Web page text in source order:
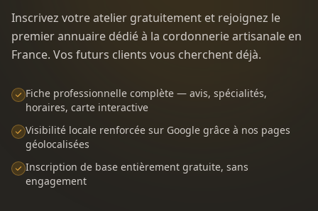
Inscrivez votre atelier gratuitement et rejoignez le
premier annuaire dédié à la cordonnerie artisanale en
France. Vos futurs clients vous cherchent déjà.
Fiche professionnelle complète — avis, spécialités,
horaires, carte interactive
Visibilité locale renforcée sur Google grâce à nos pages
géolocalisées
Inscription de base entièrement gratuite, sans
engagement